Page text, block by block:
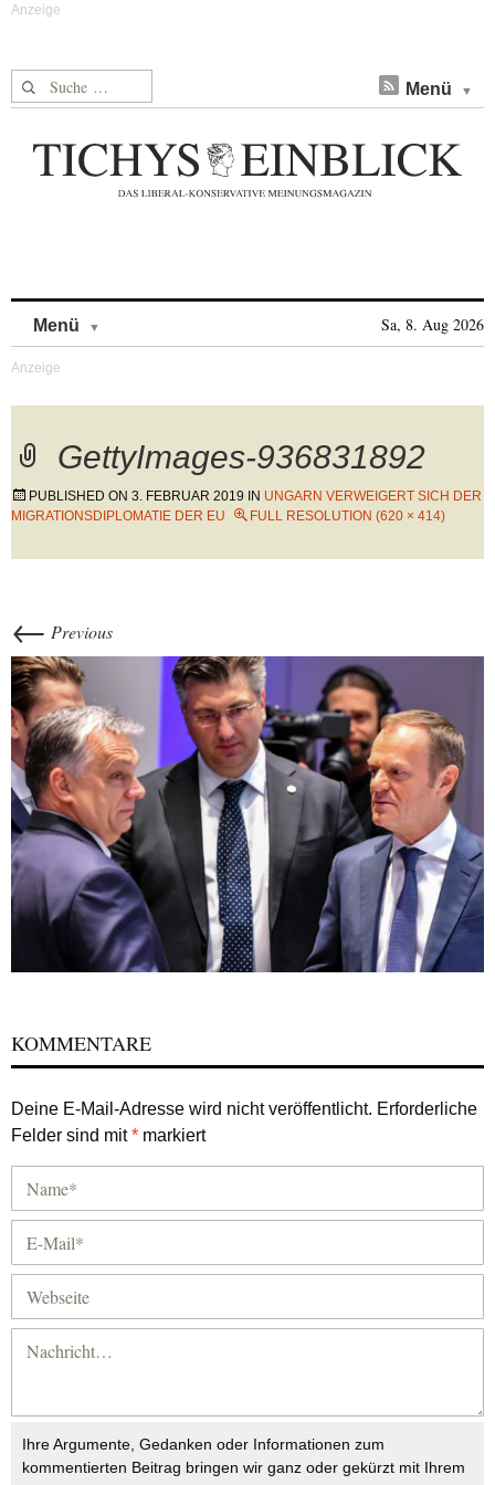
Suche nach: Menü
Menü Sa, 8. Aug 2026
GettyImages-936831892
PUBLISHED ON 3. FEBRUAR 2019 IN UNGARN VERWEIGERT SICH DER
MIGRATIONSDIPLOMATIE DER EU
FULL RESOLUTION (620 × 414)
← Previous
KOMMENTARE
Deine E-Mail-Adresse wird nicht veröffentlicht. Erforderliche
Felder sind mit* markiert
Ihre Argumente, Gedanken oder Informationen zum
kommentierten Beitrag bringen wir ganz oder gekürzt mit Ihrem